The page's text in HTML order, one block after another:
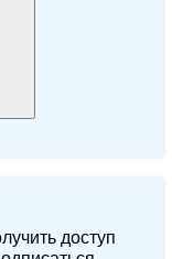
доступ